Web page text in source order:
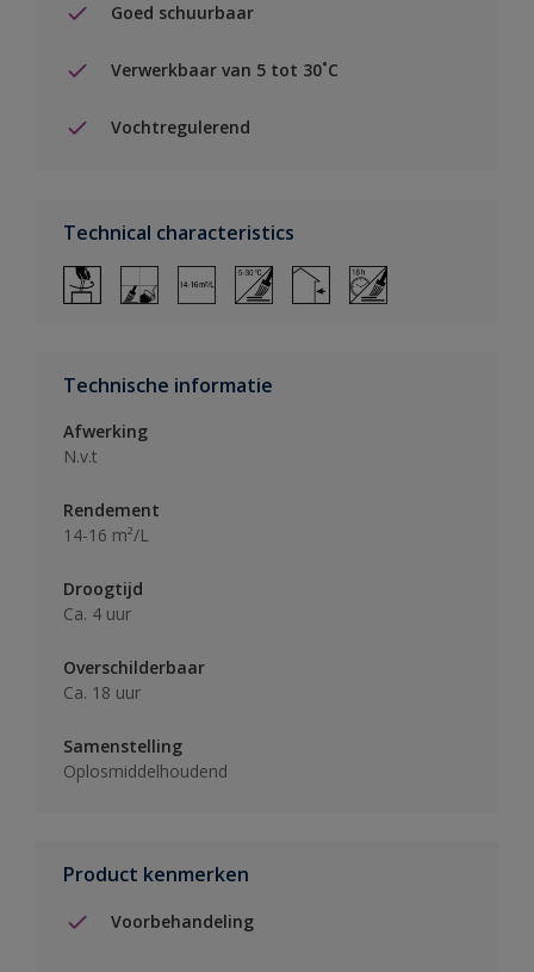
Goed schuurbaar
Verwerkbaar van 5 tot 30˚C
Vochtregulerend
Technical characteristics
Technische informatie
Afwerking
N.v.t
Rendement
14-16 m²/L
Droogtijd
Ca. 4 uur
Overschilderbaar
Ca. 18 uur
Samenstelling
Oplosmiddelhoudend
Product kenmerken
Voorbehandeling